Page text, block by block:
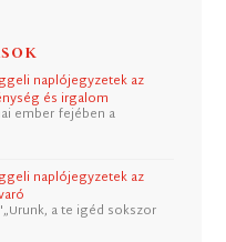
naplójegyzetek az
és irgalom
ember fejében a
naplójegyzetek az
a te igéd sokszor